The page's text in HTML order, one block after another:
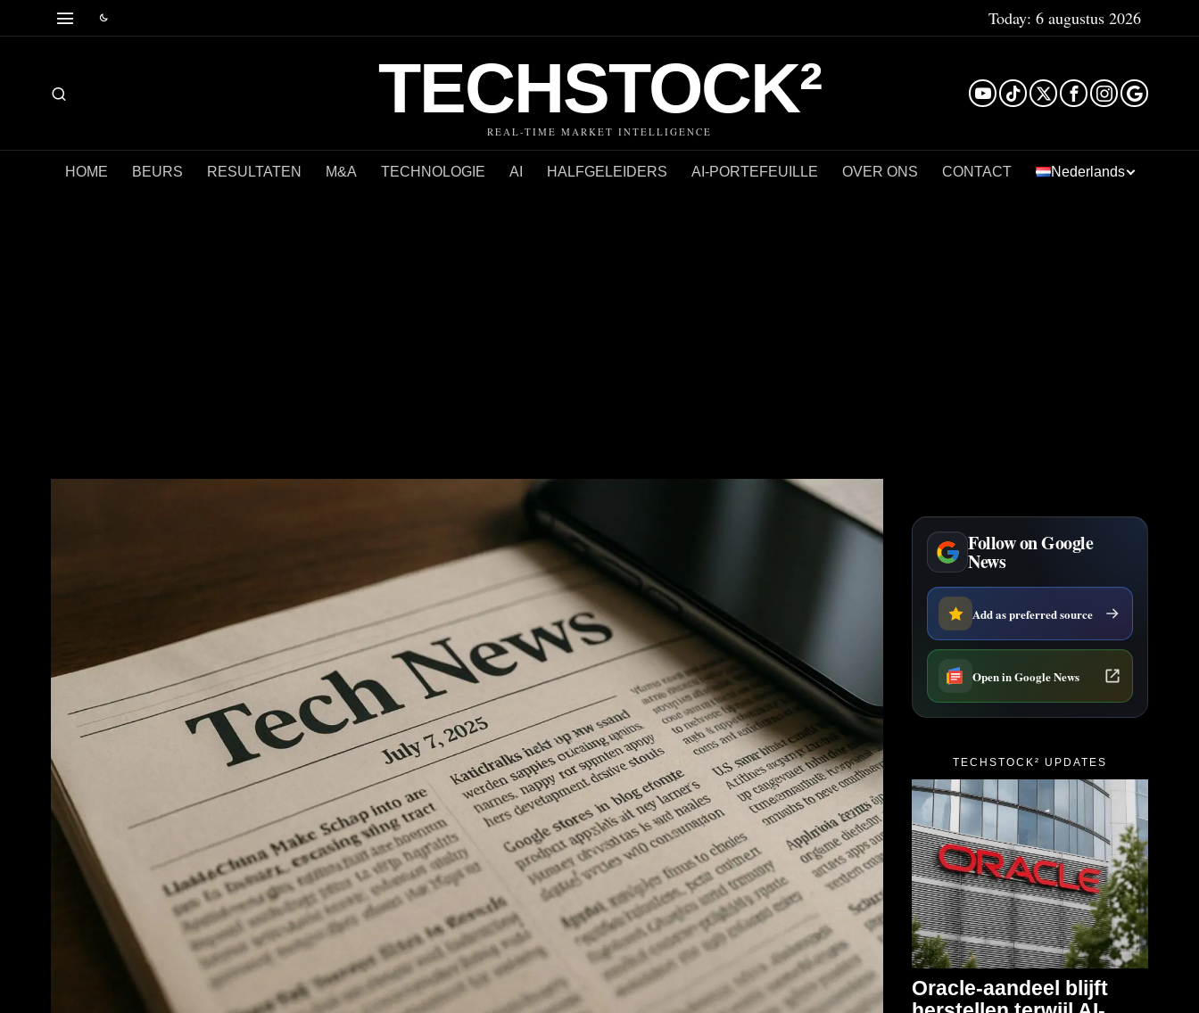
Today: 6 augustus 2026
TECHSTOCK²
REAL-TIME MARKET INTELLIGENCE
HOME BEURS RESULTATEN M&A TECHNOLOGIE AI HALFGELEIDERS AI-PORTEFEUILLE OVER ONS CONTACT Nederlands
Follow on Google
News
Add as preferred source
Open in Google News
TECHSTOCK² UPDATES
Oracle-aandeel blijft